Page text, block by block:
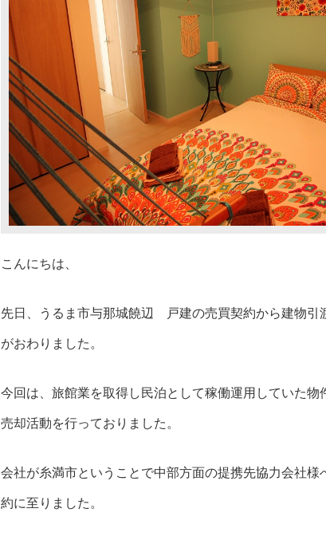
こんにちは、
先日、うるま市与那城饒辺 戸建の売買契約から建物引
がおわりました。
今回は、旅館業を取得し民泊として稼働運用していた物
売却活動を行っておりました。
会社が糸満市ということで中部方面の提携先協力会社様
約に至りました。